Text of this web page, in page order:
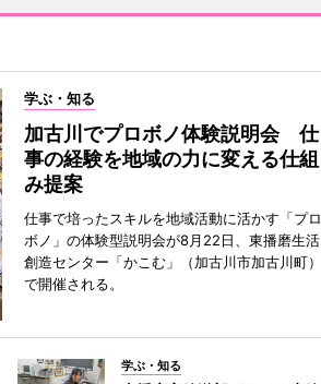
学ぶ・知る
加古川でプロボノ体験説明会 仕
事の経験を地域の力に変える仕組
み提案
仕事で培ったスキルを地域活動に活かす「プロ
ボノ」の体験型説明会が8月22日、東播磨生活
創造センター「かこむ」（加古川市加古川町）
で開催される。
学ぶ・知る